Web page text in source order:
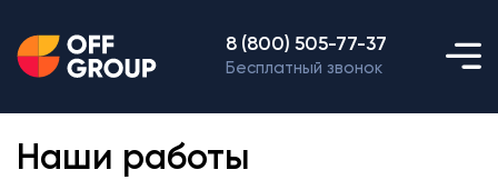
8 (800) 505-77-37
Бесплатный звонок
Наши работы